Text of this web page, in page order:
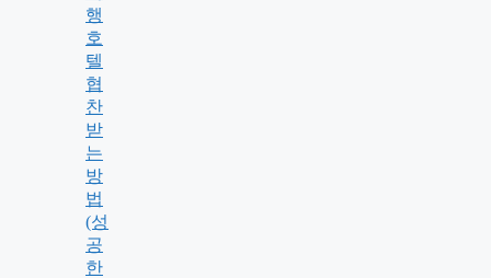
행
호
텔
협
찬
받
는
방
법
(성
공
한